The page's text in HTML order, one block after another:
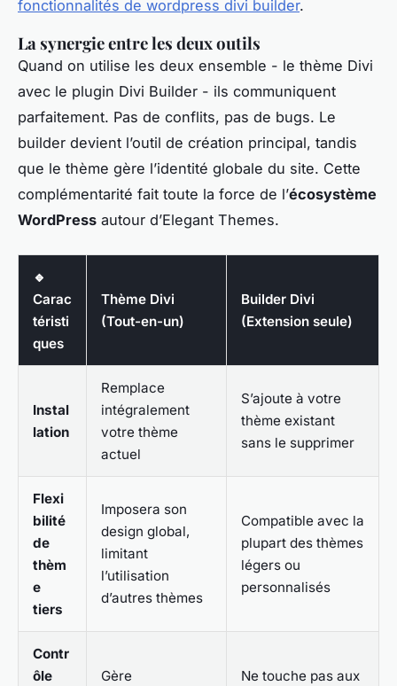
fonctionnalités de wordpress divi builder.
La synergie entre les deux outils
Quand on utilise les deux ensemble - le thème Divi
avec le plugin Divi Builder - ils communiquent
parfaitement. Pas de conflits, pas de bugs. Le
builder devient l’outil de création principal, tandis
que le thème gère l’identité globale du site. Cette
complémentarité fait toute la force de l’écosystème
WordPress autour d’Elegant Themes.
🔹
Carac
téristi
ques
Thème Divi
(Tout-en-un)
Builder Divi
(Extension seule)
Instal
lation
Remplace
intégralement
votre thème
actuel
S’ajoute à votre
thème existant
sans le supprimer
Flexi
bilité
de
thèm
e
tiers
Imposera son
design global,
limitant
l’utilisation
d’autres thèmes
Compatible avec la
plupart des thèmes
légers ou
personnalisés
Contr
ôle
Gère
Ne touche pas aux